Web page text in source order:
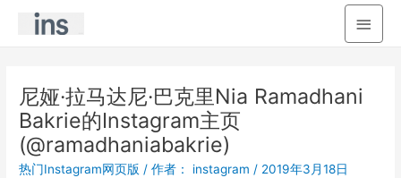
主
单
尼娅·拉马达尼·巴克里Nia Ramadhani
Bakrie的Instagram主页
(@ramadhaniabakrie)
热门Instagram网页版 / 作者： instagram / 2019年3月18日